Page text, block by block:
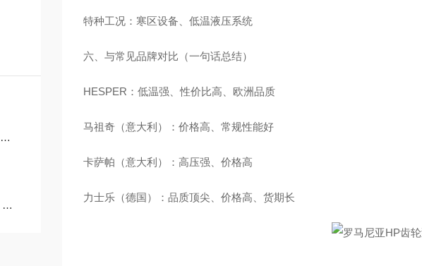
特种工况：寒区设备、低温液压系统
六、与常见品牌对比（一句话总结）
HESPER：低温强、性价比高、欧洲品质
马祖奇（意大利）：价格高、常规性能好
卡萨帕（意大利）：高压强、价格高
力士乐（德国）：品质顶尖、价格高、货期长